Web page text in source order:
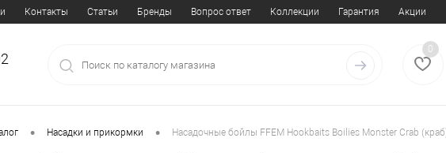
Контакты Статьи Бренды Вопрос ответ Коллекции Гарантия Акции
0
• Насадки и прикормки • Насадочные бойлы FFEM Hookbaits Boilies Monster Crab